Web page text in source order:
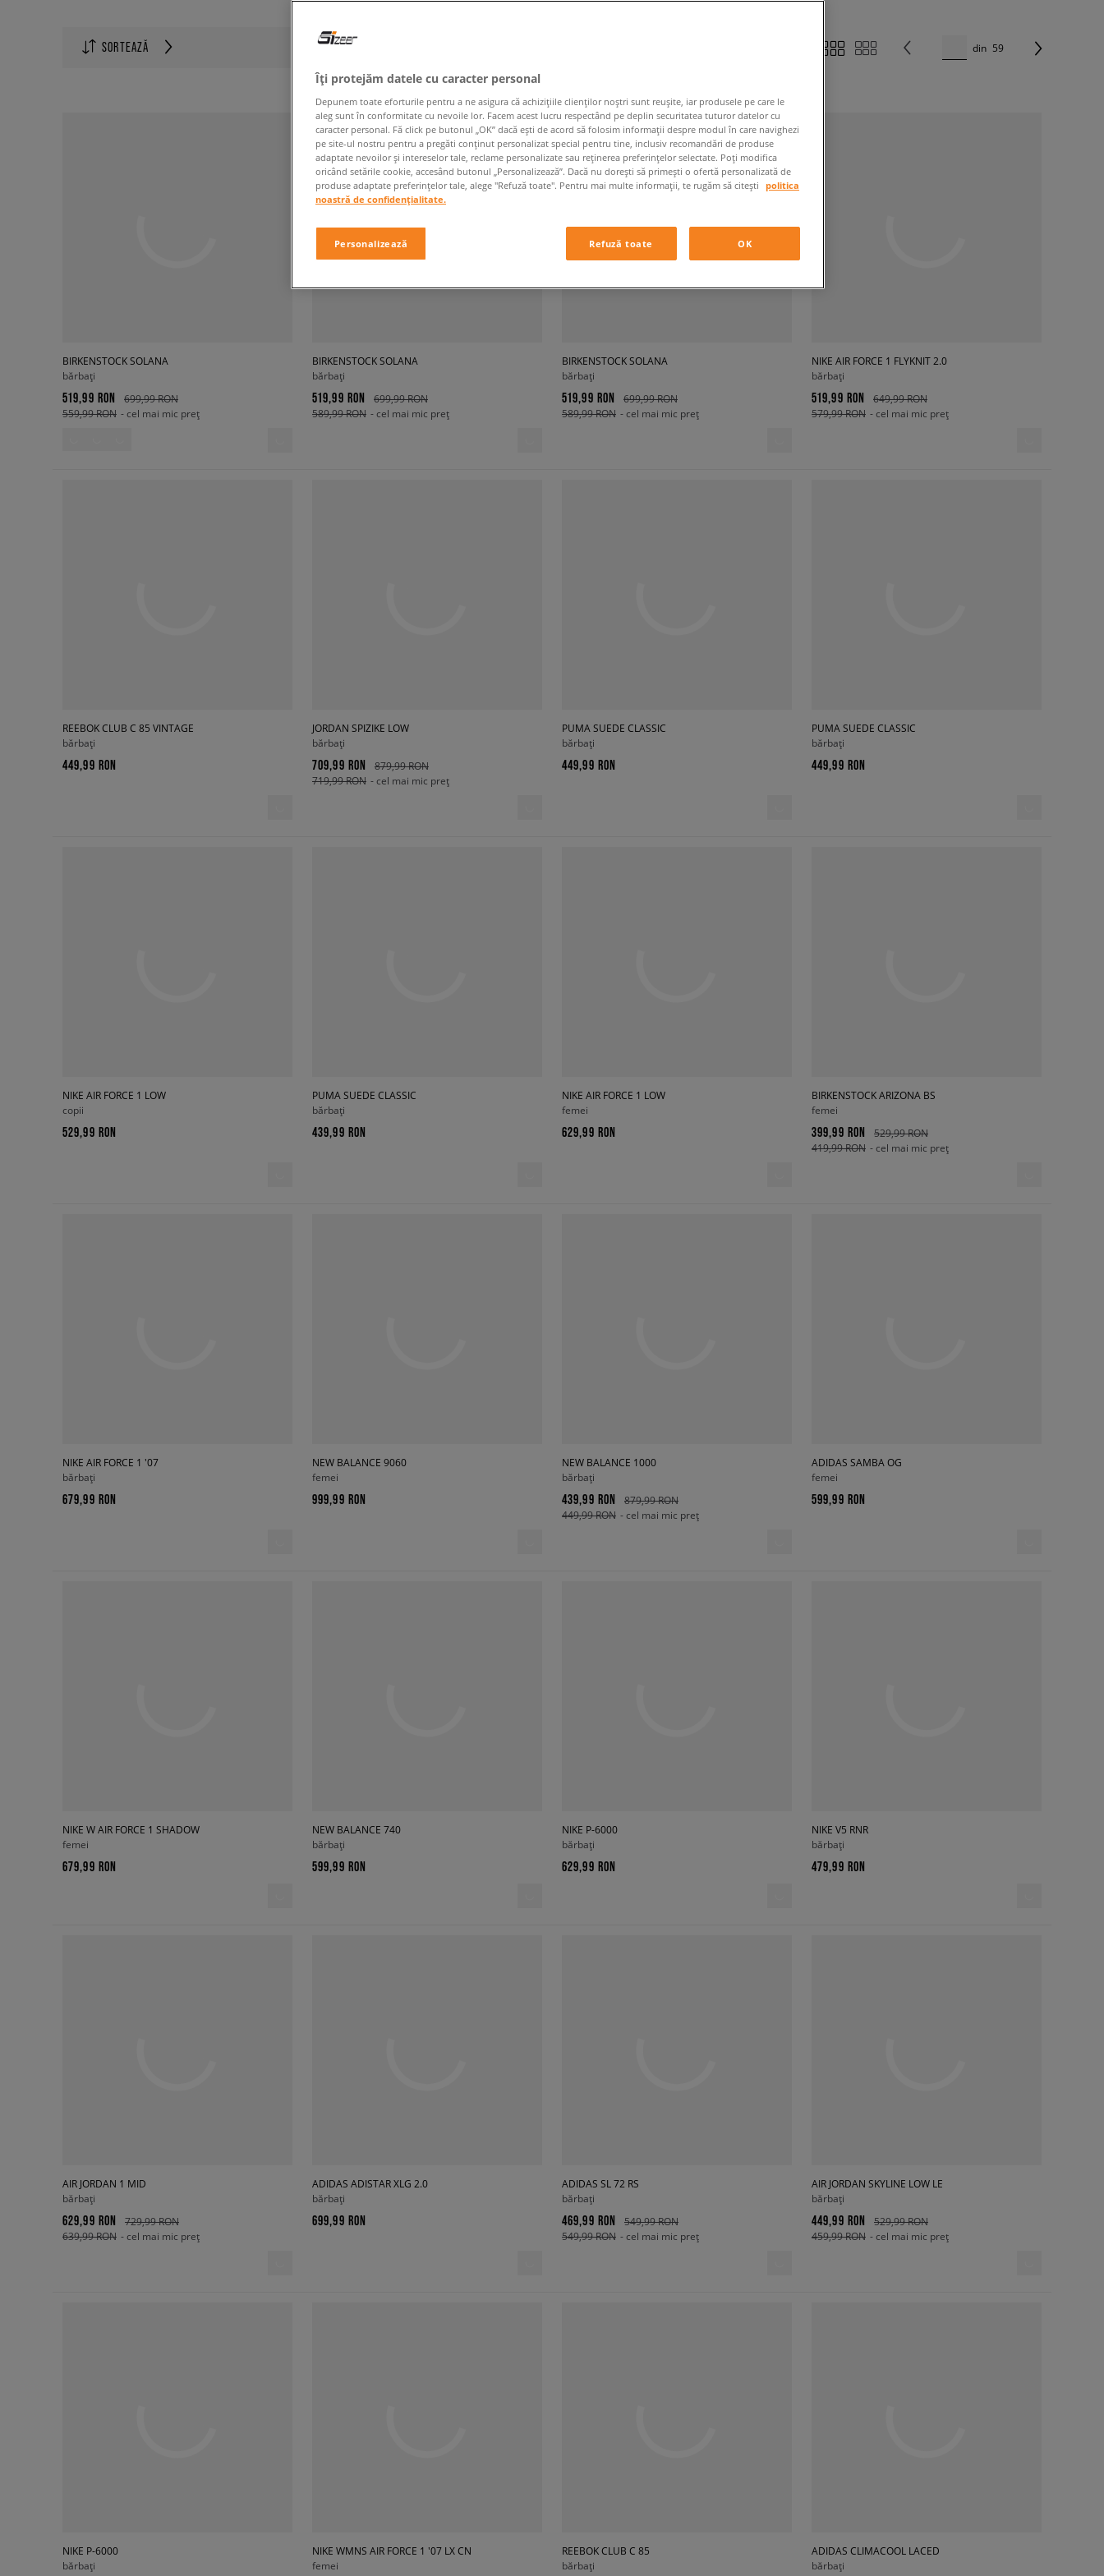
SORTEAZĂ
Produse pe pagină
60 din 59
BIRKENSTOCK SOLANA
bărbați
519,99 RON
699,99 RON
559,99 RON - cel mai mic preț
BIRKENSTOCK SOLANA
bărbați
519,99 RON
699,99 RON
589,99 RON - cel mai mic preț
BIRKENSTOCK SOLANA
bărbați
519,99 RON
699,99 RON
589,99 RON - cel mai mic preț
NIKE AIR FORCE 1 FLYKNIT 2.0
bărbați
519,99 RON
649,99 RON
579,99 RON - cel mai mic preț
REEBOK CLUB C 85 VINTAGE
bărbați
449,99 RON
JORDAN SPIZIKE LOW
bărbați
709,99 RON
879,99 RON
719,99 RON - cel mai mic preț
PUMA SUEDE CLASSIC
bărbați
449,99 RON
PUMA SUEDE CLASSIC
bărbați
449,99 RON
NIKE AIR FORCE 1 LOW
copii
529,99 RON
PUMA SUEDE CLASSIC
bărbați
439,99 RON
NIKE AIR FORCE 1 LOW
femei
629,99 RON
BIRKENSTOCK ARIZONA BS
femei
399,99 RON
529,99 RON
419,99 RON - cel mai mic preț
NIKE AIR FORCE 1 '07
bărbați
679,99 RON
NEW BALANCE 9060
femei
999,99 RON
NEW BALANCE 1000
bărbați
439,99 RON
879,99 RON
449,99 RON - cel mai mic preț
ADIDAS SAMBA OG
femei
599,99 RON
NIKE W AIR FORCE 1 SHADOW
femei
679,99 RON
NEW BALANCE 740
bărbați
599,99 RON
NIKE P-6000
bărbați
629,99 RON
NIKE V5 RNR
bărbați
479,99 RON
AIR JORDAN 1 MID
bărbați
629,99 RON
729,99 RON
639,99 RON - cel mai mic preț
ADIDAS ADISTAR XLG 2.0
bărbați
699,99 RON
ADIDAS SL 72 RS
bărbați
469,99 RON
549,99 RON
549,99 RON - cel mai mic preț
AIR JORDAN SKYLINE LOW LE
bărbați
449,99 RON
529,99 RON
459,99 RON - cel mai mic preț
NIKE P-6000
bărbați
NIKE WMNS AIR FORCE 1 '07 LX CN
femei
REEBOK CLUB C 85
bărbați
ADIDAS CLIMACOOL LACED
bărbați
Îți protejăm datele cu caracter personal
Depunem toate eforturile pentru a ne asigura că achizițiile clienților noștri sunt reușite, iar produsele pe care le
aleg sunt în conformitate cu nevoile lor. Facem acest lucru respectând pe deplin securitatea tuturor datelor cu
caracter personal. Fă click pe butonul „OK” dacă ești de acord să folosim informații despre modul în care navighezi
pe site-ul nostru pentru a pregăti conținut personalizat special pentru tine, inclusiv recomandări de produse
adaptate nevoilor și intereselor tale, reclame personalizate sau reținerea preferințelor selectate. Poți modifica
oricând setările cookie, accesând butonul „Personalizează”. Dacă nu dorești să primești o ofertă personalizată de
produse adaptate preferințelor tale, alege "Refuză toate". Pentru mai multe informații, te rugăm să citești politica
noastră de confidențialitate.
Personalizează Refuză toate OK